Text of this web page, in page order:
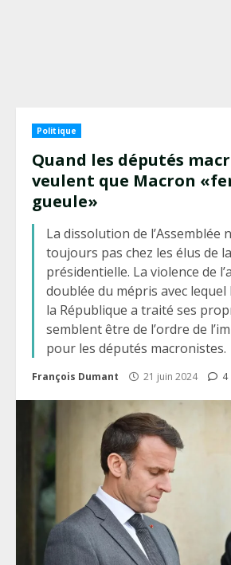
Politique
Quand les députés
veulent que Macron
gueule»
La dissolution de l’Assemblée
toujours pas chez les élus de
présidentielle. La violence de
doublée du mépris avec
la République a traité ses
semblent être de l’ordre de
pour les députés macronistes.
François Dumant 21 juin 2024 4